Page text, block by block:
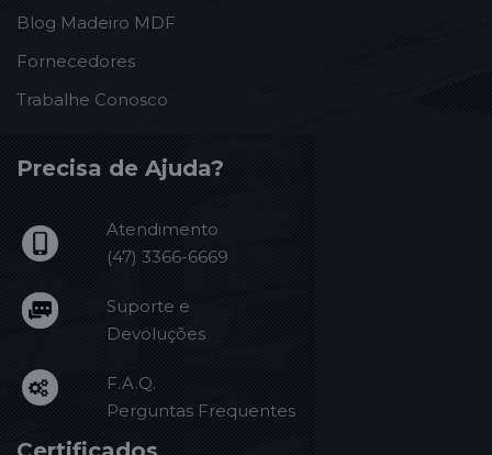
Blog Madeiro MDF
Fornecedores
Trabalhe Conosco
Precisa de Ajuda?
Atendimento
(47) 3366-6669
Suporte e
Devoluções
F.A.Q.
Perguntas Frequentes